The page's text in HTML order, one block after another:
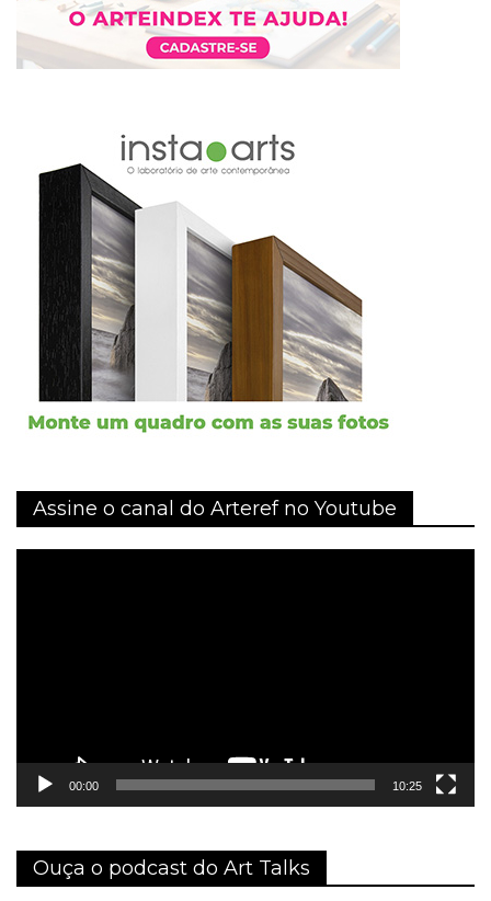
Assine o canal do Arteref no Youtube
00:00 10:25
Ouça o podcast do Art Talks